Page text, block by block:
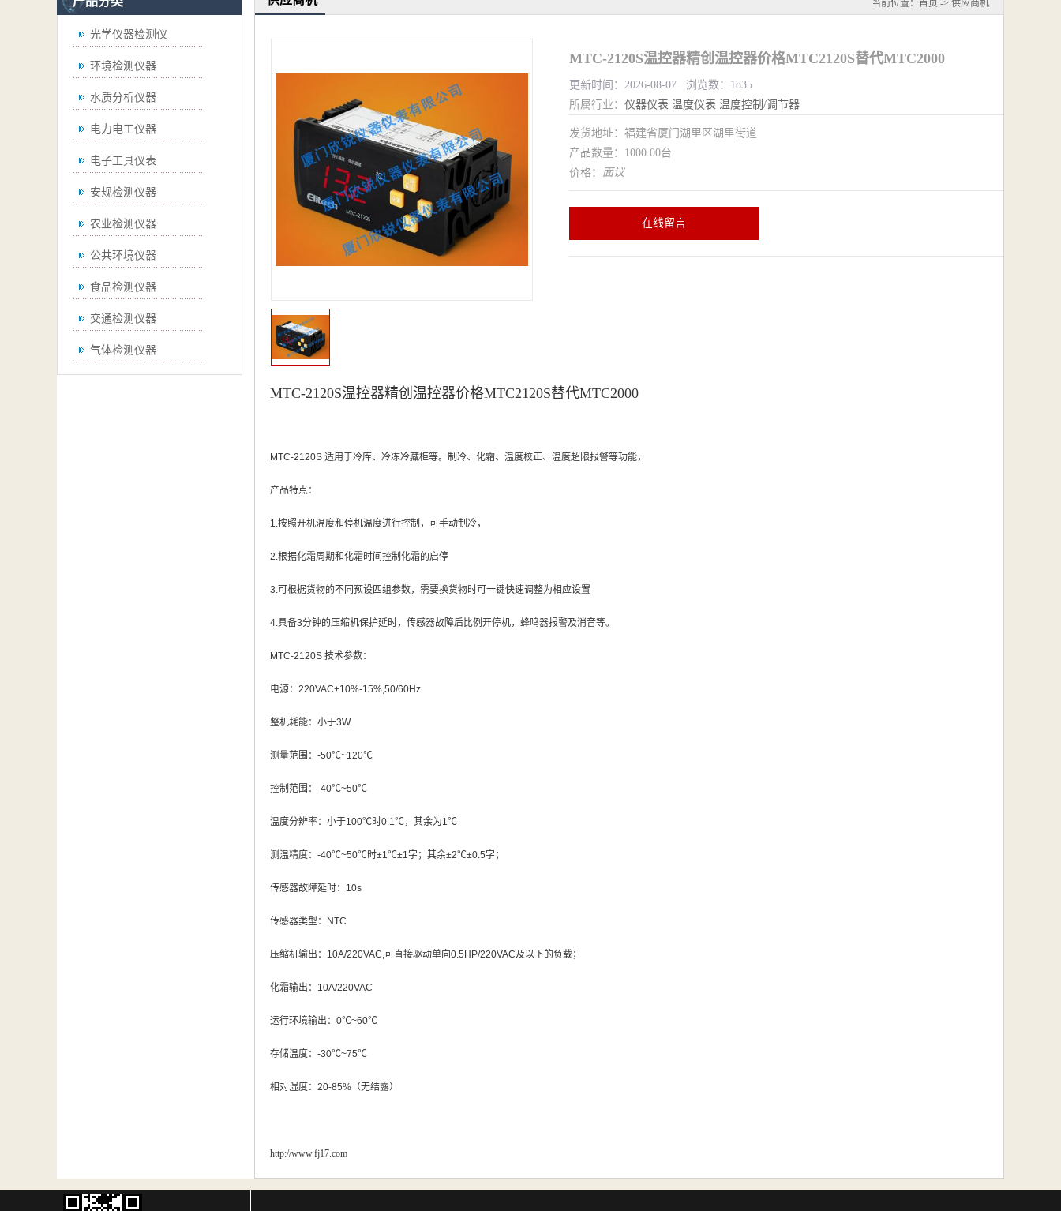
光学仪器检测仪
环境检测仪器
水质分析仪器
电力电工仪器
电子工具仪表
安规检测仪器
农业检测仪器
公共环境仪器
食品检测仪器
交通检测仪器
气体检测仪器
当前位置： 首页 -> 供应商机
MTC-2120S温控器精创温控器价格MTC2120S替代MTC2000
更新时间：2026-08-07 浏览数：1835
所属行业： 仪器仪表 温度仪表 温度控制/调节器
发货地址：福建省厦门湖里区湖里街道
产品数量：1000.00台
价格： 面议
在线留言
MTC-2120S温控器精创温控器价格MTC2120S替代MTC2000
MTC-2120S 适用于冷库、冷冻冷藏柜等。制冷、化霜、温度校正、温度超限报警等功能，
产品特点：
1.按照开机温度和停机温度进行控制，可手动制冷，
2.根据化霜周期和化霜时间控制化霜的启停
3.可根据货物的不同预设四组参数，需要换货物时可一键快速调整为相应设置
4.具备3分钟的压缩机保护延时，传感器故障后比例开停机，蜂鸣器报警及消音等。
MTC-2120S 技术参数：
电源： 220VAC+10%-15%,50/60Hz
整机耗能：小于3W
测量范围： -50℃~120℃
控制范围： -40℃~50℃
温度分辨率：小于100℃时0.1℃，其余为1℃
测温精度： -40℃~50℃时±1℃±1字；其余±2℃±0.5字；
传感器故障延时： 10s
传感器类型： NTC
压缩机输出： 10A/220VAC,可直接驱动单向0.5HP/220VAC及以下的负载；
化霜输出： 10A/220VAC
运行环境输出： 0℃~60℃
存储温度： -30℃~75℃
相对湿度： 20-85% （无结露）
http://www.fj17.com